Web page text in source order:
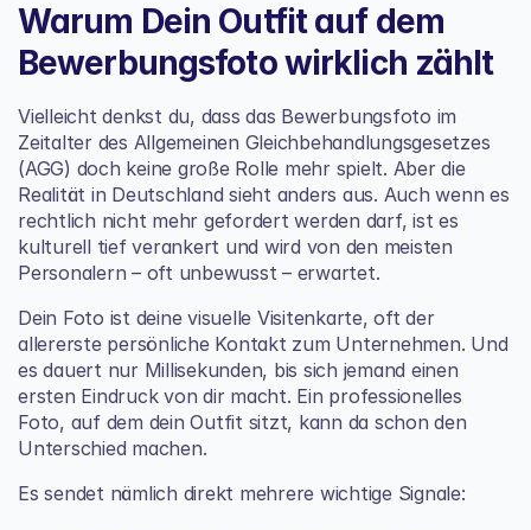
Warum Dein Outfit auf dem
Bewerbungsfoto wirklich zählt
Vielleicht denkst du, dass das Bewerbungsfoto im
Zeitalter des Allgemeinen Gleichbehandlungsgesetzes
(AGG) doch keine große Rolle mehr spielt. Aber die
Realität in Deutschland sieht anders aus. Auch wenn es
rechtlich nicht mehr gefordert werden darf, ist es
kulturell tief verankert und wird von den meisten
Personalern – oft unbewusst – erwartet.
Dein Foto ist deine visuelle Visitenkarte, oft der
allererste persönliche Kontakt zum Unternehmen. Und
es dauert nur Millisekunden, bis sich jemand einen
ersten Eindruck von dir macht. Ein professionelles
Foto, auf dem dein Outfit sitzt, kann da schon den
Unterschied machen.
Es sendet nämlich direkt mehrere wichtige Signale: